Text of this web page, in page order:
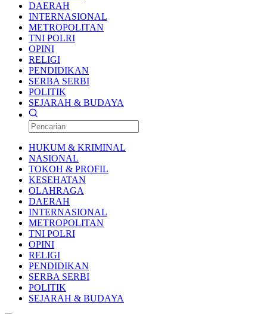
DAERAH
INTERNASIONAL
METROPOLITAN
TNI POLRI
OPINI
RELIGI
PENDIDIKAN
SERBA SERBI
POLITIK
SEJARAH & BUDAYA
HUKUM & KRIMINAL
NASIONAL
TOKOH & PROFIL
KESEHATAN
OLAHRAGA
DAERAH
INTERNASIONAL
METROPOLITAN
TNI POLRI
OPINI
RELIGI
PENDIDIKAN
SERBA SERBI
POLITIK
SEJARAH & BUDAYA